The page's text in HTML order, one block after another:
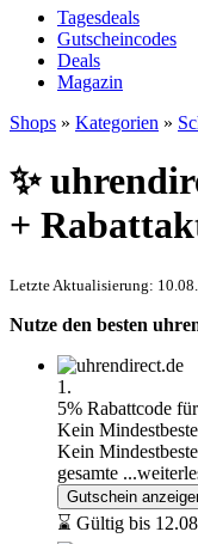
Tagesdeals
Gutscheincodes
Deals
Magazin
Shops » Kategorien »
✨
+
Letzte Aktualisierung:
Nutze den besten
1.
5% Rabattcode
Kein
Kein
gesamte
Gutschein
⌛ Gültig bis